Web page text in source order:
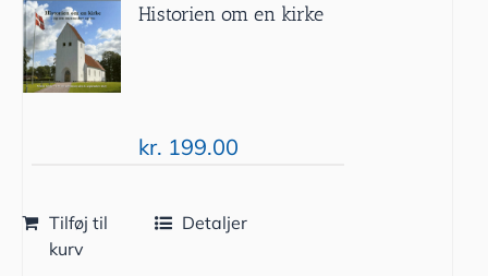
Historien om en kirke
kr. 199.00
Tilføj til
kurv
Detaljer